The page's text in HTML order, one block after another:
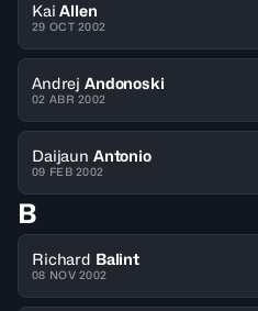
Kai Allen
29 OCT 2002
Andrej Andonoski
02 ABR 2002
Daijaun Antonio
09 FEB 2002
B
Richard Balint
08 NOV 2002